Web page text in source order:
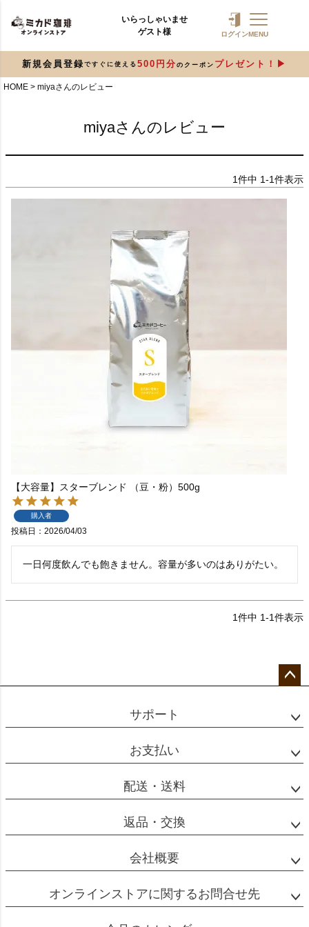
いらっしゃいませ
ゲスト様
ログインMENU
新規会員登録 ですぐに使える 500円分 のクーポン プレゼント！
HOME miyaさんのレビュー
miyaさんのレビュー
1件中 1-1件表示
【大容量】スターブレンド （豆・粉）500g
購入者
投稿日 2026/04/03
一日何度飲んでも飽きません。容量が多いのはありがたい。
1件中 1-1件表示
ップ
サポート
お支払い
配送・送料
返品・交換
会社概要
オンラインストアに関するお問合せ先